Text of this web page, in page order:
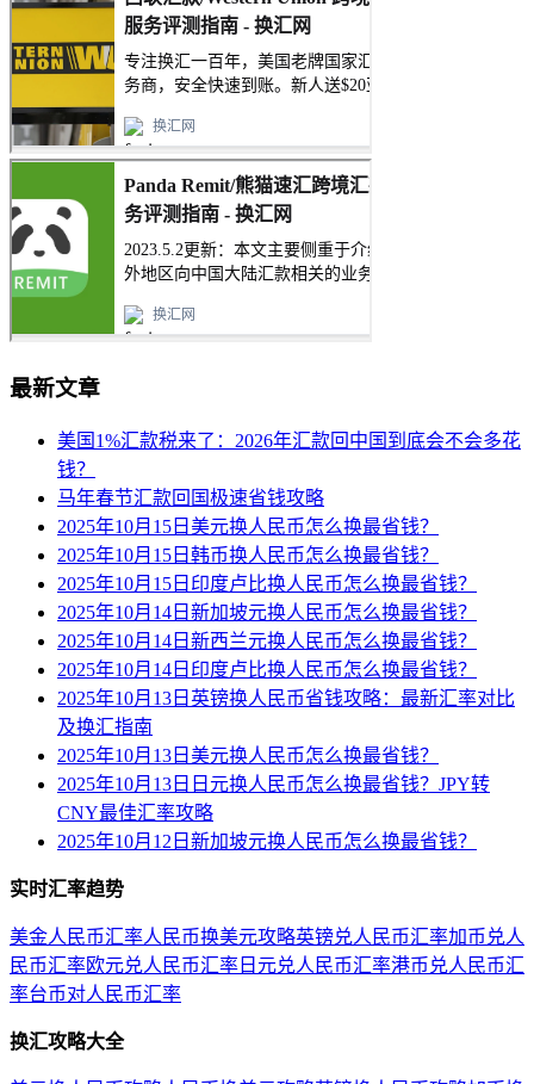
最新文章
美国1%汇款税来了：2026年汇款回中国到底会不会多花
钱？
马年春节汇款回国极速省钱攻略
2025年10月15日美元换人民币怎么换最省钱？
2025年10月15日韩币换人民币怎么换最省钱？
2025年10月15日印度卢比换人民币怎么换最省钱？
2025年10月14日新加坡元换人民币怎么换最省钱？
2025年10月14日新西兰元换人民币怎么换最省钱？
2025年10月14日印度卢比换人民币怎么换最省钱？
2025年10月13日英镑换人民币省钱攻略：最新汇率对比
及换汇指南
2025年10月13日美元换人民币怎么换最省钱？
2025年10月13日日元换人民币怎么换最省钱？JPY转
CNY最佳汇率攻略
2025年10月12日新加坡元换人民币怎么换最省钱？
实时汇率趋势
美金人民币汇率人民币换美元攻略英镑兑人民币汇率加币兑人
民币汇率欧元兑人民币汇率 日元兑人民币汇率港币兑人民币汇
率台币对人民币汇率
换汇攻略大全